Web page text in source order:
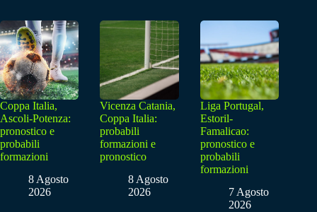
Coppa Italia,
Ascoli-Potenza:
pronostico e
probabili
formazioni
8 Agosto
2026
Vicenza Catania,
Coppa Italia:
probabili
formazioni e
pronostico
8 Agosto
2026
Liga Portugal,
Estoril-
Famalicao:
pronostico e
probabili
formazioni
7 Agosto
2026